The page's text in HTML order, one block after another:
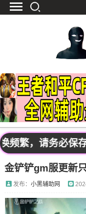
精品软件
源码分享
资源宝库
影视解析
站内公告
繁，请务必保存
金铲铲gm服更新
发布： 小黑辅助网